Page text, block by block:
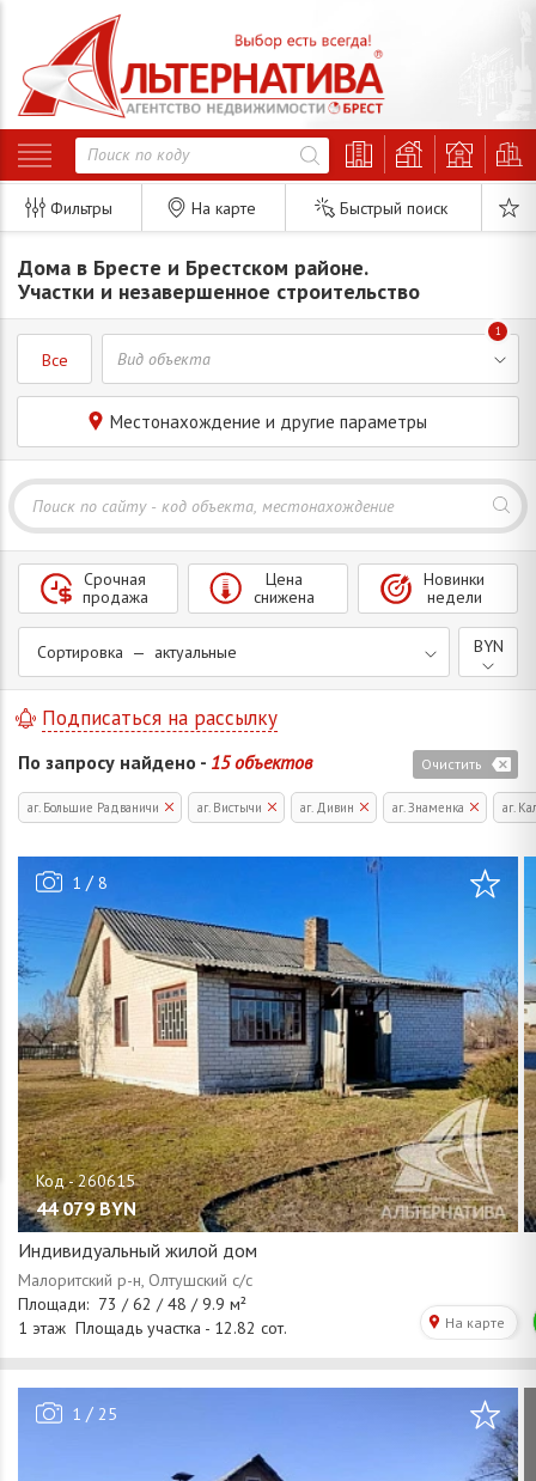
Фильтры На карте Быстрый поиск
Дома в Бресте и Брестском районе.
Участки и незавершенное строительство
Все
1
Местонахождение и другие параметры
Сортировка — актуальные
Срочная
продажа
Цена
снижена
Новинки
недели
BYN
По запросу найдено - 15 объектов Очистить
Подписаться на рассылку
аг. Большие Радваничи аг. Вистычи аг. Дивин аг. Знаменка аг.
1 / 8
44 079 BYN
Индивидуальный жилой дом
1 / 25